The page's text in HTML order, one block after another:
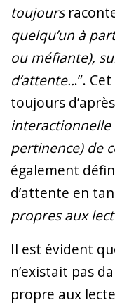
toujours
quelqu’un à
ou méfiante),
d’attente...”.
toujours
interactionnelle
pertinence) de
également
d’attente en
propres aux
Il est évident
n’existait pas
propre aux